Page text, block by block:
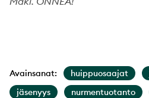
Avainsanat: huippuosaajat
jäsenyys
nurmentuotanto